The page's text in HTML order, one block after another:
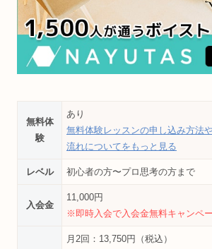
無料体
験
あり
無料体験レッスンの申し込み方法
流れについてをもっと見る
レベル 初心者の方〜プロ思考の方まで
入会金
11,000円
※即時入会で入会金無料キャンペ
月2回：13,750円（税込）